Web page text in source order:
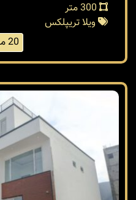
ویلا تریپلکس
20 میلیارد